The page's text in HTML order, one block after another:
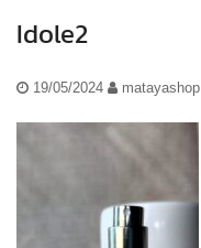
Idole2
19/05/2024 matayashop